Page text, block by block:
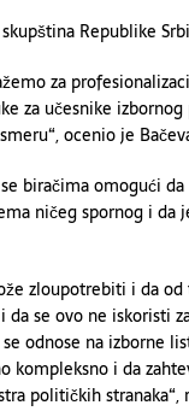
skupština Republike
za
za učesnike
ocenio je
biračima omogući
ničeg spornog i
zloupotrebiti i da
se ovo ne iskoristi
odnose na izborne
kompleksno i da
političkih stranaka“,